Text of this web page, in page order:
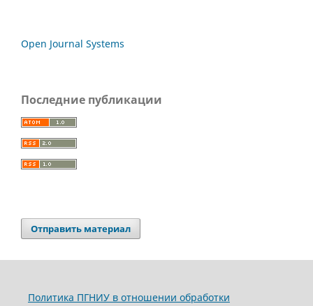
Open Journal Systems
Последние публикации
Отправить материал
Политика ПГНИУ в отношении обработки